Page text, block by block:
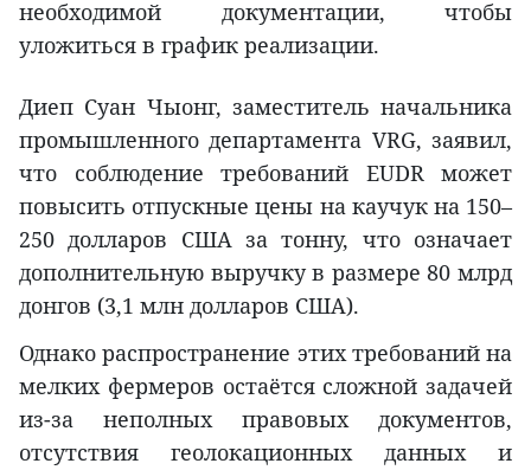
необходимой документации, чтобы
уложиться в график реализации.
Диеп Суан Чыонг, заместитель начальника
промышленного департамента VRG, заявил,
что соблюдение требований EUDR может
повысить отпускные цены на каучук на 150–
250 долларов США за тонну, что означает
дополнительную выручку в размере 80 млрд
донгов (3,1 млн долларов США).
Однако распространение этих требований на
мелких фермеров остаётся сложной задачей
из-за неполных правовых документов,
отсутствия геолокационных данных и